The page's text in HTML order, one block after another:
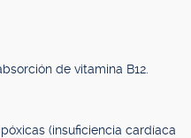
de vitamina B12.
(insuficiencia cardíaca